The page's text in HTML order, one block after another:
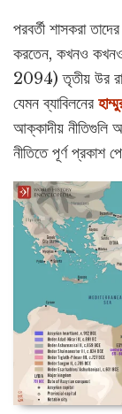
পরবর্তী শাসকরা
করতেন, কখনও
2094) তৃতীয় উর
যেমন ব্যাবিলনের
আক্কাদীয় নীতিগুলি
নীতিতে পূর্ণ প্রকাশ